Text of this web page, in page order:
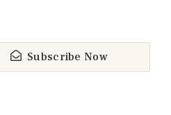
Subscribe Now